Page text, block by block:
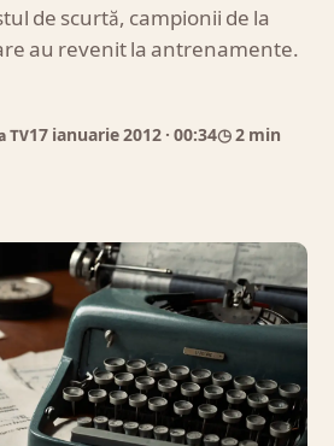
de scurtă, campionii de la
au revenit la antrenamente.
TV17 ianuarie 2012 · 00:34◷ 2 min